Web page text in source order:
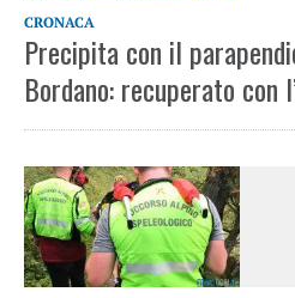
CRONACA
Precipita con il
Bordano: recuperato con